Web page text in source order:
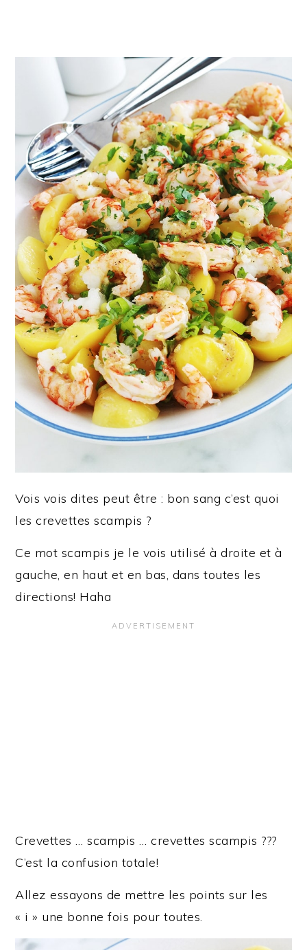
Vois vois dites peut être : bon sang c’est quoi
les crevettes scampis ?
Ce mot scampis je le vois utilisé à droite et à
gauche, en haut et en bas, dans toutes les
directions! Haha
Crevettes … scampis … crevettes scampis ???
C’est la confusion totale!
Allez essayons de mettre les points sur les
« i » une bonne fois pour toutes.